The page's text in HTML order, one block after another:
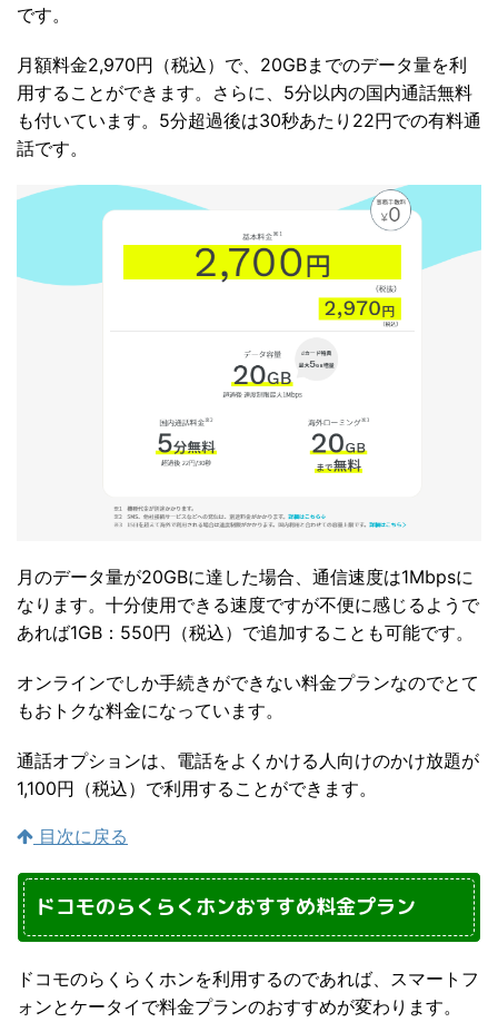
です。
月額料金2,970円（税込）で、20GBまでのデータ量を利
用することができます。さらに、5分以内の国内通話無料
も付いています。5分超過後は30秒あたり22円での有料通
話です。
月のデータ量が20GBに達した場合、通信速度は1Mbpsに
なります。十分使用できる速度ですが不便に感じるようで
あれば1GB：550円（税込）で追加することも可能です。
オンラインでしか手続きができない料金プランなのでとて
もおトクな料金になっています。
通話オプションは、電話をよくかける人向けのかけ放題が
1,100円（税込）で利用することができます。
目次に戻る
ドコモのらくらくホンおすすめ料金プラン
ドコモのらくらくホンを利用するのであれば、スマートフ
ォンとケータイで料金プランのおすすめが変わります。